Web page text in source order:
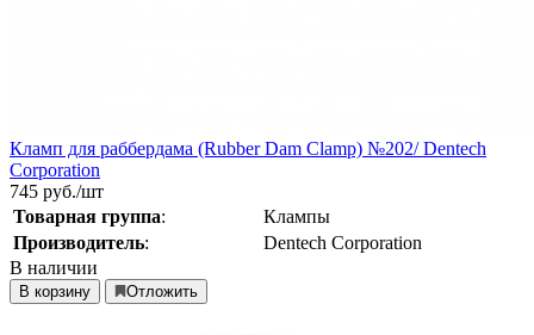
Кламп для раббердама (Rubber Dam Clamp) №202/ Dentech
Corporation
745 руб./шт
Товарная группа:
Клампы
Производитель:
Dentech Corporation
В наличии
В корзину Отложить